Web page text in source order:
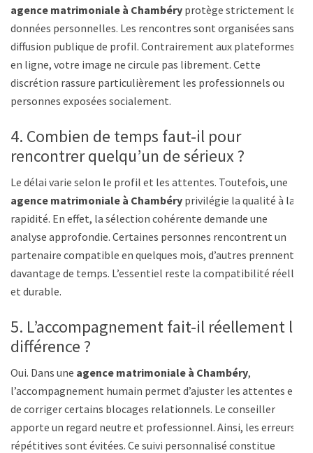
agence matrimoniale à Chambéry protège strictement les
données personnelles. Les rencontres sont organisées sans
diffusion publique de profil. Contrairement aux plateformes
en ligne, votre image ne circule pas librement. Cette
discrétion rassure particulièrement les professionnels ou
personnes exposées socialement.
4. Combien de temps faut-il pour
rencontrer quelqu’un de sérieux ?
Le délai varie selon le profil et les attentes. Toutefois, une
agence matrimoniale à Chambéry privilégie la qualité à la
rapidité. En effet, la sélection cohérente demande une
analyse approfondie. Certaines personnes rencontrent un
partenaire compatible en quelques mois, d’autres prennent
davantage de temps. L’essentiel reste la compatibilité réelle
et durable.
5. L’accompagnement fait-il réellement la
différence ?
Oui. Dans une agence matrimoniale à Chambéry,
l’accompagnement humain permet d’ajuster les attentes et
de corriger certains blocages relationnels. Le conseiller
apporte un regard neutre et professionnel. Ainsi, les erreurs
répétitives sont évitées. Ce suivi personnalisé constitue